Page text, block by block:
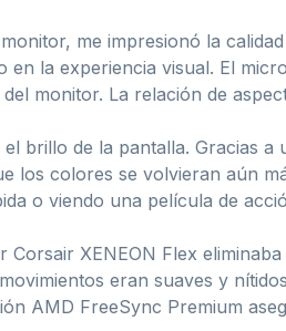
me impresionó la
la experiencia visual. El
monitor. La relación de
brillo de la pantalla. Gracias
los colores se volvieran aún
o viendo una película de
Corsair XENEON Flex
eran suaves y
AMD FreeSync Premium